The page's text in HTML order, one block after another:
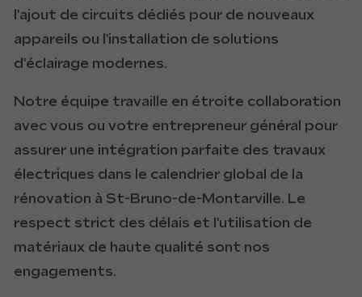
l'ajout de circuits dédiés pour de nouveaux
appareils ou l'installation de solutions
d'éclairage modernes.
Notre équipe travaille en étroite collaboration
avec vous ou votre entrepreneur général pour
assurer une intégration parfaite des travaux
électriques dans le calendrier global de la
rénovation à St-Bruno-de-Montarville. Le
respect strict des délais et l'utilisation de
matériaux de haute qualité sont nos
engagements.